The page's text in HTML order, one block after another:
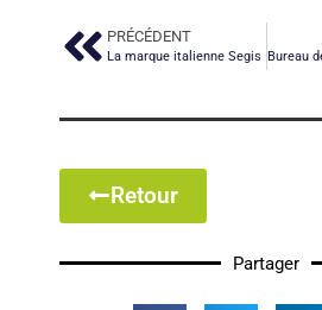
PRÉCÉDENT
La marque italienne Segis
Retour
Partager